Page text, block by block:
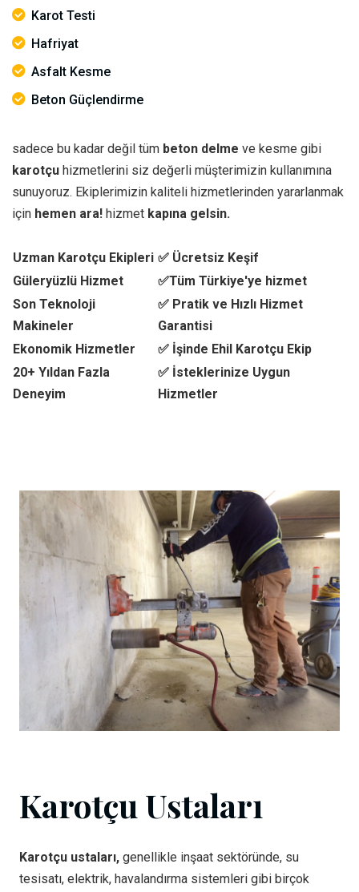
Karot Testi
Hafriyat
Asfalt Kesme
Beton Güçlendirme
sadece bu kadar değil tüm beton delme ve kesme gibi
karotçu hizmetlerini siz değerli müşterimizin kullanımına
sunuyoruz. Ekiplerimizin kaliteli hizmetlerinden yararlanmak
için hemen ara! hizmet kapına gelsin.
Uzman Karotçu Ekipleri ✅ Ücretsiz Keşif
Güleryüzlü Hizmet
✅Tüm Türkiye'ye hizmet
Son Teknoloji
Makineler
✅ Pratik ve Hızlı Hizmet
Garantisi
Ekonomik Hizmetler
✅ İşinde Ehil Karotçu Ekip
20+ Yıldan Fazla
Deneyim
✅ İsteklerinize Uygun
Hizmetler
Karotçu Ustaları
Karotçu ustaları, genellikle inşaat sektöründe, su
tesisatı, elektrik, havalandırma sistemleri gibi birçok